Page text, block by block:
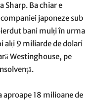
Sharp. Ba chiar e
japoneze sub
bani mulți în urma
alți 9 miliarde de dolari
Westinghouse, pe
aproape 18 milioane de